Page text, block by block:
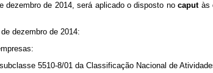
dezembro de 2014, será aplicado o disposto nocaput às
dezembro de 2014:
5510-8/01 da Classificação Nacional de